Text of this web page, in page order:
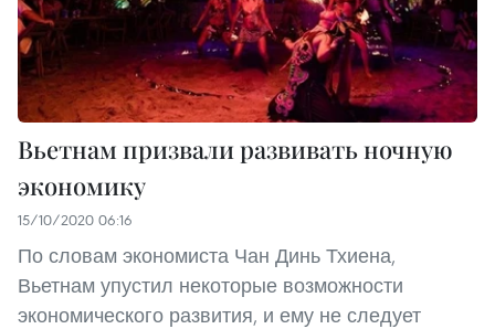
Вьетнам призвали развивать ночную
экономику
15/10/2020 06:16
По словам экономиста Чан Динь Тхиена,
Вьетнам упустил некоторые возможности
экономического развития, и ему не следует